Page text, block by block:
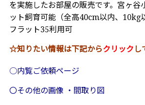
を実施したお部屋の販売です。宮ヶ谷
ット飼育可能（全高40cm以内、10kg
フラット35利用可
☆知りたい情報は下記からクリック し
○内覧ご依頼ページ
〇その他の画像 ・間取り図